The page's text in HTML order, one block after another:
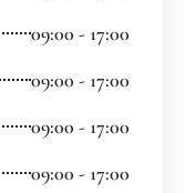
09:00 - 17:00
09:00 - 17:00
09:00 - 17:00
09:00 - 17:00